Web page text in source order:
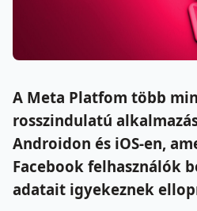
A Meta Platfom több
rosszindulatú
Androidon és iOS-en,
Facebook felhasználók
adatait igyekeznek